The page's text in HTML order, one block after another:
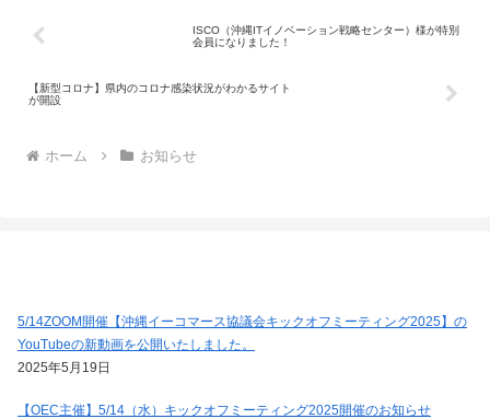
ISCO（沖縄ITイノベーション戦略センター）様が特別
会員になりました！
【新型コロナ】県内のコロナ感染状況がわかるサイト
が開設
ホーム お知らせ
5/14ZOOM開催【沖縄イーコマース協議会キックオフミーティング2025】の
YouTubeの新動画を公開いたしました。
2025年5月19日
【OEC主催】5/14（水）キックオフミーティング2025開催のお知らせ